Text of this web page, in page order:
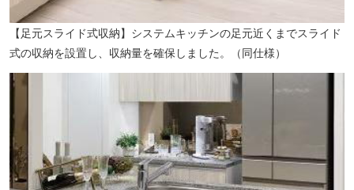
【あすの木保育園】（徒歩10分／約730m）
【足元スライド式収納】システムキッチンの足元近くまでスライド
式の収納を設置し、収納量を確保しました。（同仕様）